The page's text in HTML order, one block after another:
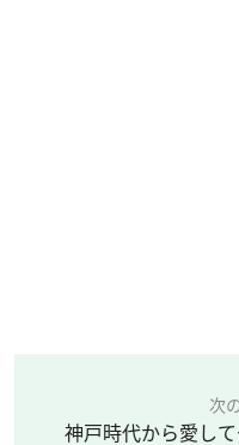
次
神戸時代から愛し